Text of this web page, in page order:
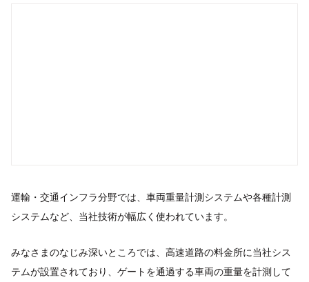
運輸・交通インフラ分野では、車両重量計測システムや各種計測
システムなど、当社技術が幅広く使われています。
みなさまのなじみ深いところでは、高速道路の料金所に当社シス
テムが設置されており、ゲートを通過する車両の重量を計測して